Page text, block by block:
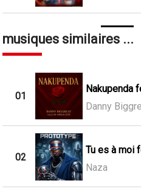
musiques similaires ...
01
Nakupenda
Danny
02
Tu es à moi
Naza